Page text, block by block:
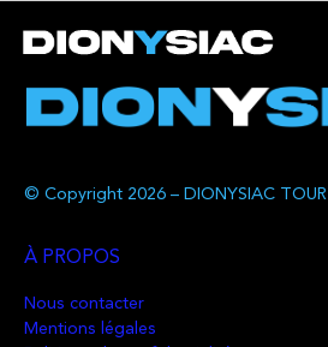
© Copyright 2026 – DIONYSIAC TOUR
À PROPOS
Nous contacter
Mentions légales